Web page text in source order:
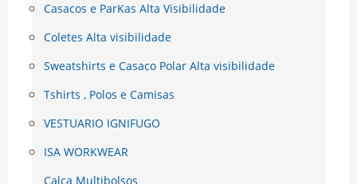
Casacos e ParKas Alta Visibilidade
Coletes Alta visibilidade
Sweatshirts e Casaco Polar Alta visibilidade
Tshirts , Polos e Camisas
VESTUARIO IGNIFUGO
ISA WORKWEAR
Calça Multibolsos